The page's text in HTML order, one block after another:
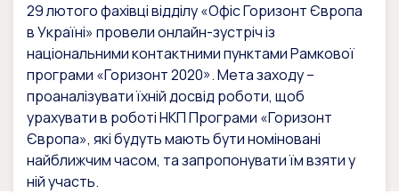
29 лютого фахівці відділу «Офіс Горизонт Європа
в Україні» провели онлайн-зустріч із
національними контактними пунктами Рамкової
програми «Горизонт 2020». Мета заходу –
проаналізувати їхній досвід роботи, щоб
урахувати в роботі НКП Програми «Горизонт
Європа», які будуть мають бути номіновані
найближчим часом, та запропонувати їм взяти у
ній участь.